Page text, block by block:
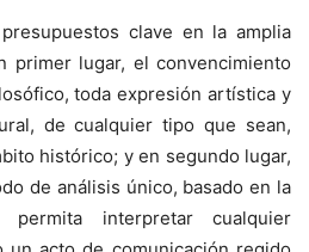
clave en la amplia
primer lugar, el convencimiento
toda expresión artística y
de cualquier tipo que sean,
histórico; y en segundo lugar,
de análisis único, basado en la
interpretar cualquier